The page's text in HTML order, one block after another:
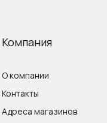
Компания
О компании
Контакты
Адреса магазинов